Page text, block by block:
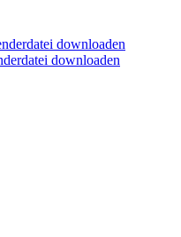
downloaden
downloaden